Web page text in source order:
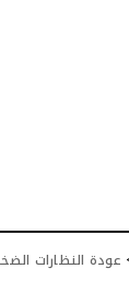
عودة النظارات